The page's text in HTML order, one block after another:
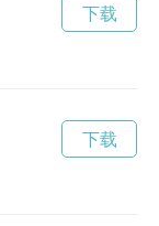
下载
下载